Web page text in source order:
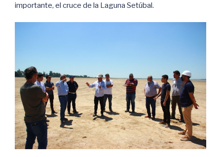
importante, el cruce de la Laguna Setúbal.